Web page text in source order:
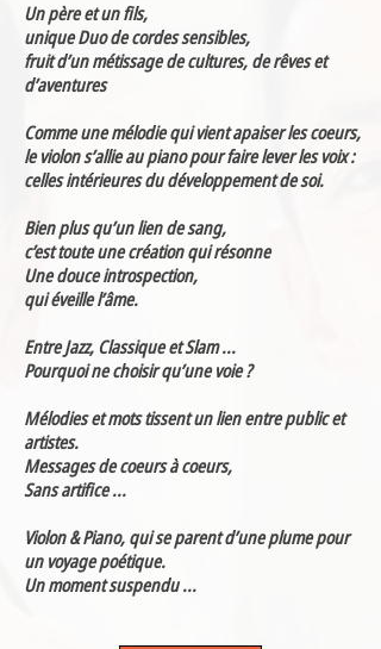
Un père et un fils,
unique Duo de cordes sensibles,
fruit d’un métissage de cultures, de rêves et
d’aventures
Comme une mélodie qui vient apaiser les coeurs,
le violon s’allie au piano pour faire lever les voix :
celles intérieures du développement de soi.
Bien plus qu’un lien de sang,
c’est toute une création qui résonne
Une douce introspection,
qui éveille l’âme.
Entre Jazz, Classique et Slam ...
Pourquoi ne choisir qu’une voie ?
Mélodies et mots tissent un lien entre public et
artistes.
Messages de coeurs à coeurs,
Sans artifice ...
Violon & Piano, qui se parent d’une plume pour
un voyage poétique.
Un moment suspendu ...